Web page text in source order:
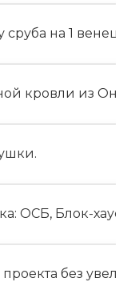
на 1 венец
кровли из
ОСБ, Блок-хаус,
без